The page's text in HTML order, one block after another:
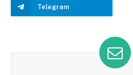
Telegram